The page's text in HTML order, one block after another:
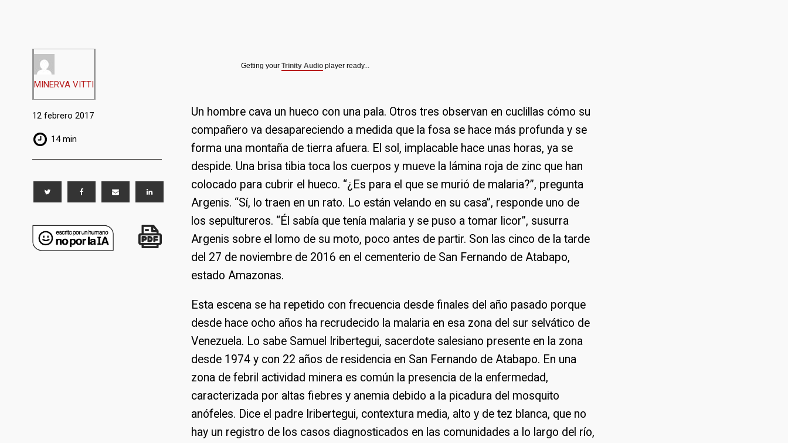
MINERVA VITTI
12 febrero 2017
14 min
Getting yourTrinity Audio player ready...
Un hombre cava un hueco con una pala. Otros tres observan en cuclillas cómo su
compañero va desapareciendo a medida que la fosa se hace más profunda y se
forma una montaña de tierra afuera. El sol, implacable hace unas horas, ya se
despide. Una brisa tibia toca los cuerpos y mueve la lámina roja de zinc que han
colocado para cubrir el hueco. “¿Es para el que se murió de malaria?”, pregunta
Argenis. “Sí, lo traen en un rato. Lo están velando en su casa”, responde uno de
los sepultureros. “Él sabía que tenía malaria y se puso a tomar licor”, susurra
Argenis sobre el lomo de su moto, poco antes de partir. Son las cinco de la tarde
del 27 de noviembre de 2016 en el cementerio de San Fernando de Atabapo,
estado Amazonas.
Esta escena se ha repetido con frecuencia desde finales del año pasado porque
desde hace ocho años ha recrudecido la malaria en esa zona del sur selvático de
Venezuela. Lo sabe Samuel Iribertegui, sacerdote salesiano presente en la zona
desde 1974 y con 22 años de residencia en San Fernando de Atabapo. En una
zona de febril actividad minera es común la presencia de la enfermedad,
caracterizada por altas fiebres y anemia debido a la picadura del mosquito
anófeles. Dice el padre Iribertegui, contextura media, alto y de tez blanca, que no
hay un registro de los casos diagnosticados en las comunidades a lo largo del río,